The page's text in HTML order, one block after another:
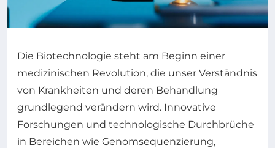
Die Biotechnologie steht am Beginn einer
medizinischen Revolution, die unser Verständnis
von Krankheiten und deren Behandlung
grundlegend verändern wird. Innovative
Forschungen und technologische Durchbrüche
in Bereichen wie Genomsequenzierung,